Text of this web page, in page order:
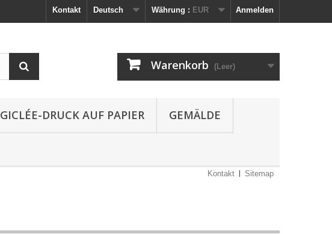
Anmelden
Währung : EUR
Deutsch
Kontakt
Warenkorb (Leer)
GICLÉE-DRUCK AUF PAPIER GEMÄLDE
Kontakt Sitemap